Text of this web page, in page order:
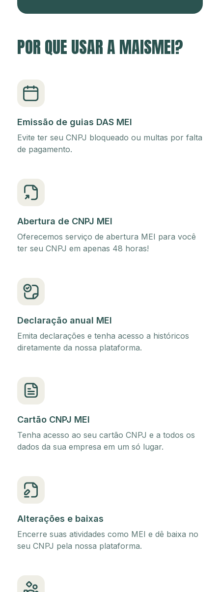
POR QUE USAR A MAISMEI?
Emissão de guias DAS MEI
Evite ter seu CNPJ bloqueado ou multas por falta
de pagamento.
Abertura de CNPJ MEI
Oferecemos serviço de abertura MEI para você
ter seu CNPJ em apenas 48 horas!
Declaração anual MEI
Emita declarações e tenha acesso a históricos
diretamente da nossa plataforma.
Cartão CNPJ MEI
Tenha acesso ao seu cartão CNPJ e a todos os
dados da sua empresa em um só lugar.
Alterações e baixas
Encerre suas atividades como MEI e dê baixa no
seu CNPJ pela nossa plataforma.